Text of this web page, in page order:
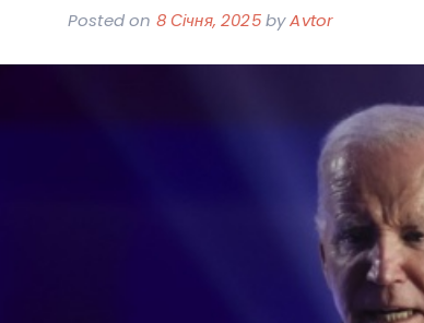
Posted on 8 Січня, 2025byAvtor